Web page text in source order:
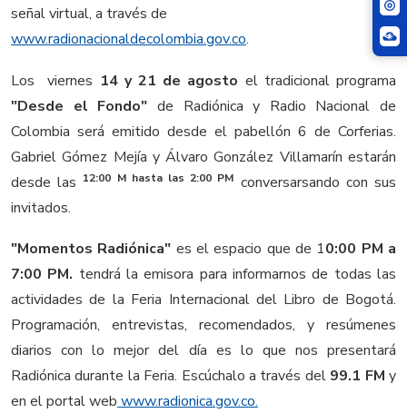
señal virtual, a través de
www.radionacionaldecolombia.gov.co.
Los viernes 14 y 21 de agosto el tradicional programa
"Desde el Fondo" de Radiónica y Radio Nacional de
Colombia será emitido desde el pabellón 6 de Corferias.
Gabriel Gómez Mejía y Álvaro González Villamarín estarán
desde las 12:00 M hasta las 2:00 PM conversarsando con sus
invitados.
"Momentos Radiónica" es el espacio que de 10:00 PM a
7:00 PM. tendrá la emisora para informarnos de todas las
actividades de la Feria Internacional del Libro de Bogotá.
Programación, entrevistas, recomendados, y resúmenes
diarios con lo mejor del día es lo que nos presentará
Radiónica durante la Feria. Escúchalo a través del 99.1 FMy
en el portal web www.radionica.gov.co.